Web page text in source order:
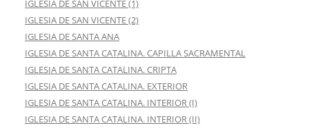
IGLESIA DE SAN VICENTE (1)
IGLESIA DE SAN VICENTE (2)
IGLESIA DE SANTA ANA
IGLESIA DE SANTA CATALINA. CAPILLA SACRAMENTAL
IGLESIA DE SANTA CATALINA. CRIPTA
IGLESIA DE SANTA CATALINA. EXTERIOR
IGLESIA DE SANTA CATALINA. INTERIOR (I)
IGLESIA DE SANTA CATALINA. INTERIOR (II)